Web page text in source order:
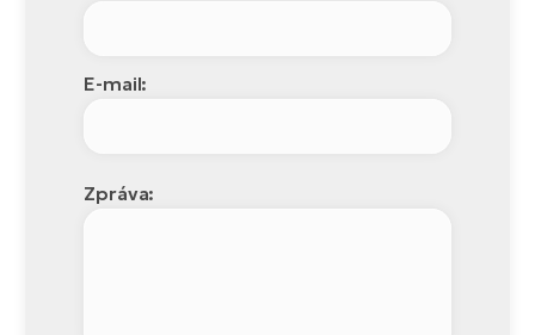
E-mail:
Zpráva: